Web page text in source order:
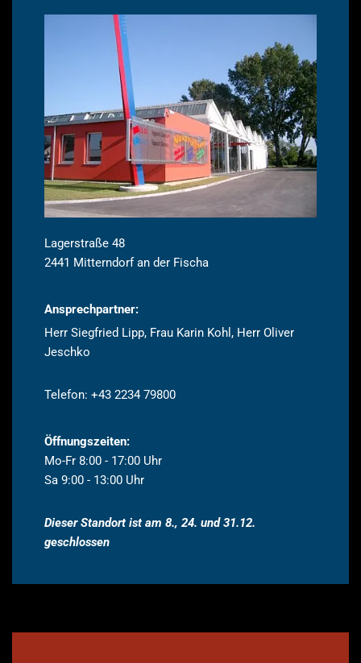
Lagerstraße 48
2441 Mitterndorf an der Fischa
Ansprechpartner:
Herr Siegfried Lipp, Frau Karin Kohl, Herr Oliver
Jeschko
Telefon: +43 2234 79800
Öffnungszeiten:
Mo-Fr 8:00 - 17:00 Uhr
Sa 9:00 - 13:00 Uhr
Dieser Standort ist am 8., 24. und 31.12.
geschlossen